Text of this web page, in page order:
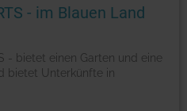
- im Blauen Land
- bietet einen Garten und eine
bietet Unterkünfte in